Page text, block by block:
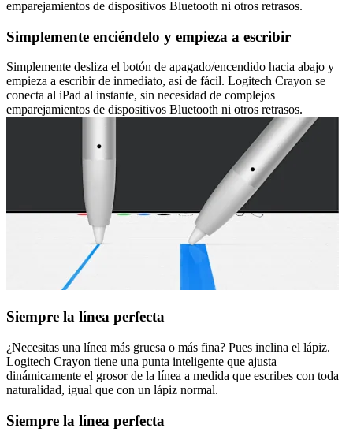
emparejamientos de dispositivos Bluetooth ni otros retrasos.
Simplemente enciéndelo y empieza a escribir
Simplemente desliza el botón de apagado/encendido hacia abajo y
empieza a escribir de inmediato, así de fácil. Logitech Crayon se
conecta al iPad al instante, sin necesidad de complejos
emparejamientos de dispositivos Bluetooth ni otros retrasos.
Siempre la línea perfecta
¿Necesitas una línea más gruesa o más fina? Pues inclina el lápiz.
Logitech Crayon tiene una punta inteligente que ajusta
dinámicamente el grosor de la línea a medida que escribes con toda
naturalidad, igual que con un lápiz normal.
Siempre la línea perfecta